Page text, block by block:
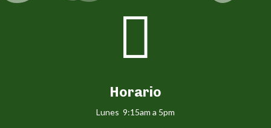

Horario
Lunes 9:15am a 5pm